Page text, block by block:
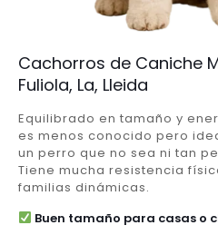
Cachorros de Caniche
Fuliola, La, Lleida
Equilibrado en tamaño y
es menos conocido pero
un perro que no sea ni tan
Tiene mucha resistencia
familias dinámicas.
Buen tamaño para casas o